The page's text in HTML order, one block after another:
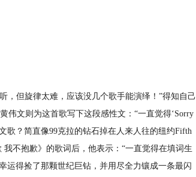
，但旋律太难，应该没几个歌手能演绎！”得知自己
伟文则为这首歌写下这段感性文：“一直觉得‘Sorry
歌？简直像99克拉的钻石掉在人来人往的纽约Fifth
我不抱歉》的歌词后，他表示：“一直觉得在填词生
运得捡了那颗世纪巨钻，并用尽全力镶成一条最闪